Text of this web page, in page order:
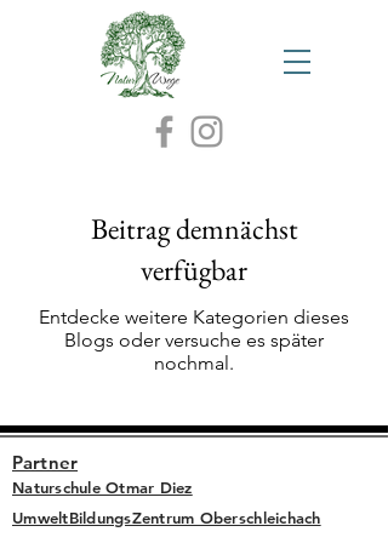
Beitrag demnächst
verfügbar
Entdecke weitere Kategorien dieses
Blogs oder versuche es später
nochmal.
Partner
Naturschule Otmar Diez
UmweltBildungsZentrum Oberschleichach